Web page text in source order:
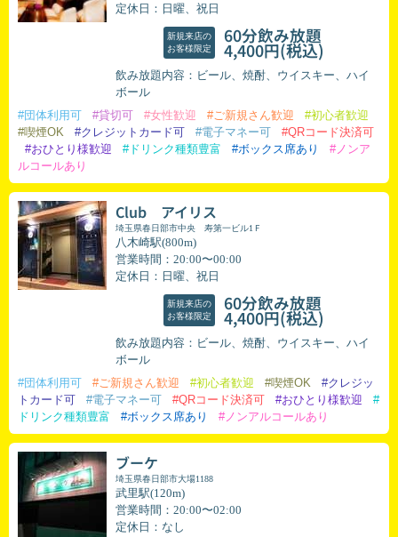
定休日：日曜、祝日
新規来店の
お客様限定
60分飲み放題
4,400円(税込)
飲み放題内容：ビール、焼酎、ウイスキー、ハイ
ボール
#団体利用可 #貸切可 #女性歓迎 #ご新規さん歓迎
#初心者歓迎
#喫煙OK
#クレジットカード可 #電子マネー可
#QRコード決済可
#おひとり様歓迎
#ドリンク種類豊富 #ボックス席あり
#ノンア
ルコールあり
Club アイリス
埼玉県春日部市中央 寿第一ビル1Ｆ
八木崎駅(800m)
営業時間：20:00〜00:00
定休日：日曜、祝日
新規来店の
お客様限定
60分飲み放題
4,400円(税込)
飲み放題内容：ビール、焼酎、ウイスキー、ハイ
ボール
#団体利用可 #ご新規さん歓迎 #初心者歓迎 #喫煙OK
#クレジッ
トカード可
#電子マネー可 #QRコード決済可 #おひとり様歓迎
#
ドリンク種類豊富
#ボックス席あり #ノンアルコールあり
ブーケ
埼玉県春日部市大場1188
武里駅(120m)
営業時間：20:00〜02:00
定休日：なし